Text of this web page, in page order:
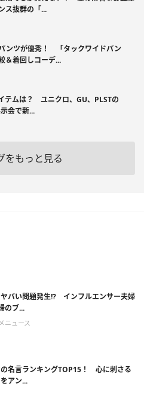
ス抜群の「...
ンツが優秀！ 「タックワイドパン
＆着回しコーデ...
テムは？ ユニクロ、GU、PLSTの
会で新...
をもっと見る
バい問題発生!? インフルエンサー夫婦
のブ...
ニュース
名言ランキングTOP15！ 心に刺さる
アン...